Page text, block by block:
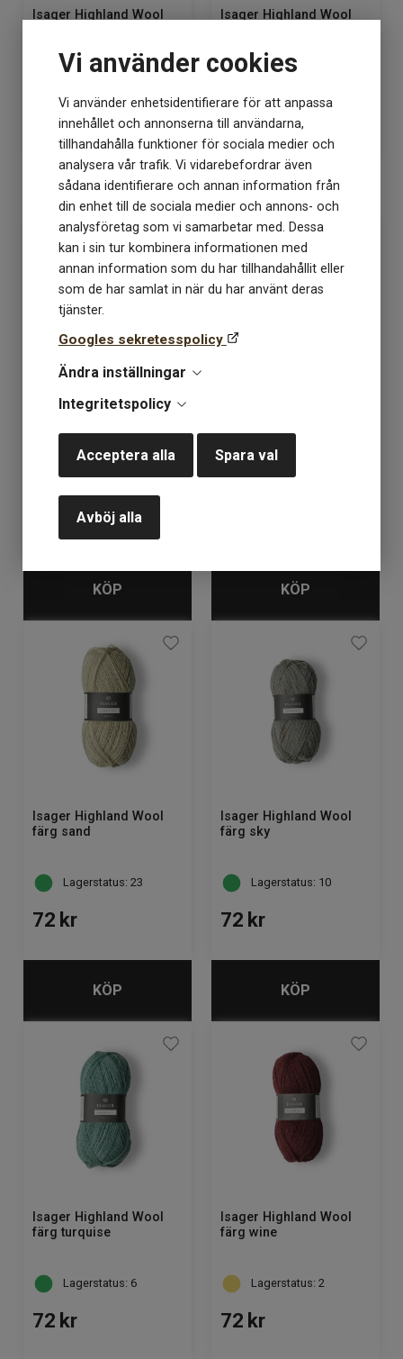
Vi använder cookies
Vi använder enhetsidentifierare för att anpassa
innehållet och annonserna till användarna,
tillhandahålla funktioner för sociala medier och
analysera vår trafik. Vi vidarebefordrar även
sådana identifierare och annan information från
din enhet till de sociala medier och annons- och
analysföretag som vi samarbetar med. Dessa
kan i sin tur kombinera informationen med
annan information som du har tillhandahållit eller
som de har samlat in när du har använt deras
tjänster.
Googles sekretesspolicy
Ändra inställningar
Integritetspolicy
Acceptera alla Spara val
Avböj alla
Isager Highland Wool
kr
KÖP
Isager Highland Wool
72kr
KÖP
Isager Highland Wool
färg Moss
Lagerstatus: 10
kr
KÖP
färg Rose
Lagerstatus: 10
KÖP
Isager Highland Wool
färg sand
Lagerstatus: 23
72 kr
KÖP
Isager Highland Wool
färg sky
Lagerstatus: 10
72 kr
KÖP
Isager Highland Wool
färg turquise
Lagerstatus: 6
72 kr
Isager Highland Wool
färg wine
Lagerstatus: 2
72 kr